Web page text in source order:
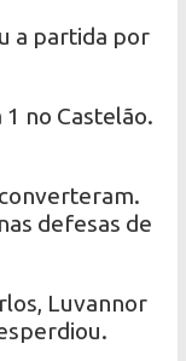
a partida por
no Castelão.
defesas de
Luvannor